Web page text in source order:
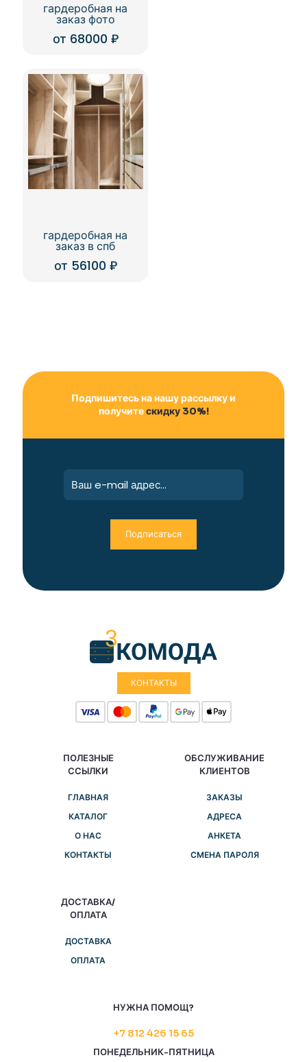
гардеробная на
заказ фото
от 68000 ₽
гардеробная на
заказ в спб
от 56100 ₽
Подпишитесь на нашу рассылку и
получитескидку 30%!
КОНТАКТЫ
ПОЛЕЗНЫЕ
ССЫЛКИ
ГЛАВНАЯ
КАТАЛОГ
О НАС
КОНТАКТЫ
ДОСТАВКА/
ОПЛАТА
ДОСТАВКА
ОПЛАТА
ОБСЛУЖИВАНИЕ
КЛИЕНТОВ
ЗАКАЗЫ
АДРЕСА
АНКЕТА
СМЕНА ПАРОЛЯ
НУЖНА ПОМОЩ?
+7 812 426 15 65
ПОНЕДЕЛЬНИК-ПЯТНИЦА